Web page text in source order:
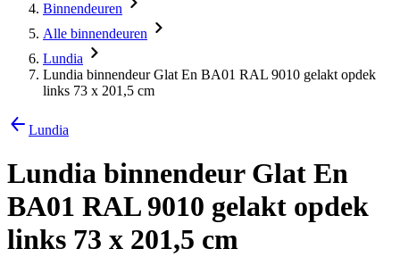
Binnendeuren
Alle binnendeuren
Lundia
Lundia binnendeur Glat En BA01 RAL 9010 gelakt opdek
links 73 x 201,5 cm
Lundia
Lundia binnendeur Glat En
BA01 RAL 9010 gelakt opdek
links 73 x 201,5 cm